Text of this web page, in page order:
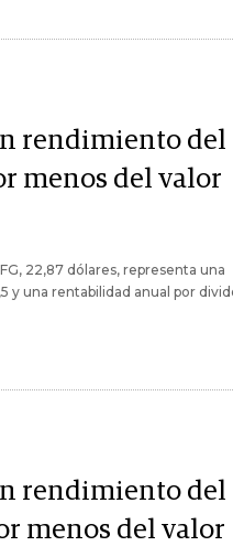
rendimiento del
menos del valor
22,87 dólares, representa una
y una rentabilidad anual por
rendimiento del
menos del valor